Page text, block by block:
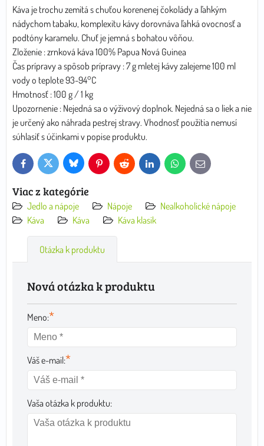
Káva je trochu zemitá s chuťou korenenej čokolády a ľahkým
nádychom tabaku, komplexitu kávy dorovnáva ľahká ovocnosť a
podtóny karamelu. Chuť je jemná s bohatou vôňou.
Zloženie : zrnková káva 100% Papua Nová Guinea
Čas prípravy a spôsob prípravy : 7 g mletej kávy zalejeme 100 ml
vody o teplote 93-94°C
Hmotnosť : 100 g / 1 kg
Upozornenie : Nejedná sa o výživový doplnok. Nejedná sa o liek a nie
je určený ako náhrada pestrej stravy. Vhodnosť použitia nemusí
súhlasiť s účinkami v popise produktu.
FacebookTwitter Bluesky PinterestReddit LinkedInWhatsApp
E-
mail
Viac z kategórie
Jedlo a nápoje Nápoje
Nealkoholické nápoje
Káva
Káva Káva klasik
Otázka k produktu
Nová otázka k produktu
Meno:*
Váš e-mail:*
Vaša otázka k produktu: